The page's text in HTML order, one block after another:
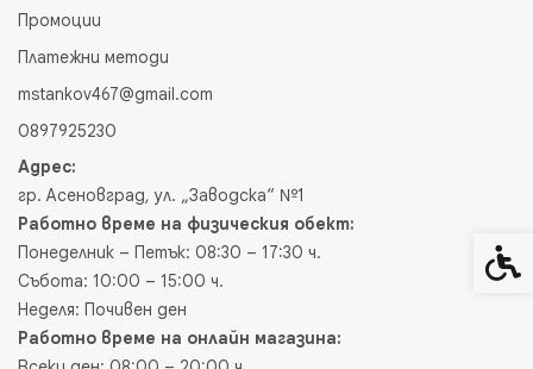
Промоции
Платежни методи
mstankov467@gmail.com
0897925230
Адрес:
гр. Асеновград, ул. „Заводска“ №1
Работно време на физическия обект:
Понеделник – Петък: 08:30 – 17:30 ч.
Събота: 10:00 – 15:00 ч.
Неделя: Почивен ден
Работно време на онлайн магазина: